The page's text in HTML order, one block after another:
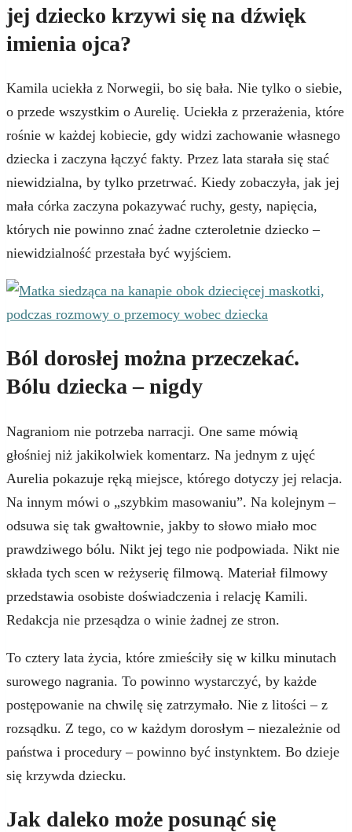
jej dziecko krzywi się na dźwięk
imienia ojca?
Kamila uciekła z Norwegii, bo się bała. Nie tylko o siebie,
o przede wszystkim o Aurelię. Uciekła z przerażenia, które
rośnie w każdej kobiecie, gdy widzi zachowanie własnego
dziecka i zaczyna łączyć fakty. Przez lata starała się stać
niewidzialna, by tylko przetrwać. Kiedy zobaczyła, jak jej
mała córka zaczyna pokazywać ruchy, gesty, napięcia,
których nie powinno znać żadne czteroletnie dziecko –
niewidzialność przestała być wyjściem.
Ból dorosłej można przeczekać.
Bólu dziecka – nigdy
Nagraniom nie potrzeba narracji. One same mówią
głośniej niż jakikolwiek komentarz. Na jednym z ujęć
Aurelia pokazuje ręką miejsce, którego dotyczy jej relacja.
Na innym mówi o „szybkim masowaniu”. Na kolejnym –
odsuwa się tak gwałtownie, jakby to słowo miało moc
prawdziwego bólu. Nikt jej tego nie podpowiada. Nikt nie
składa tych scen w reżyserię filmową. Materiał filmowy
przedstawia osobiste doświadczenia i relację Kamili.
Redakcja nie przesądza o winie żadnej ze stron.
To cztery lata życia, które zmieściły się w kilku minutach
surowego nagrania. To powinno wystarczyć, by każde
postępowanie na chwilę się zatrzymało. Nie z litości – z
rozsądku. Z tego, co w każdym dorosłym – niezależnie od
państwa i procedury – powinno być instynktem. Bo dzieje
się krzywda dziecku.
Jak daleko może posunąć się